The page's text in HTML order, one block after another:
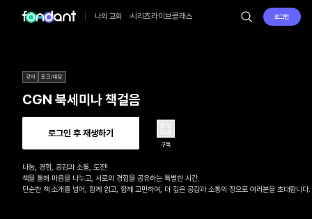
나의 교회 시리즈라이브클래스 로그인
강의 토크/대담
CGN 북세미나 책걸음
로그인 후 재생하기
구독
나눔, 경험, 공감과 소통, 도전!
책을 통해 마음을 나누고, 서로의 경험을 공유하는 특별한 시간.
단순한 책 소개를 넘어, 함께 읽고, 함께 고민하며, 더 깊은 공감과 소통의 장으로 여러분을 초대합니다.